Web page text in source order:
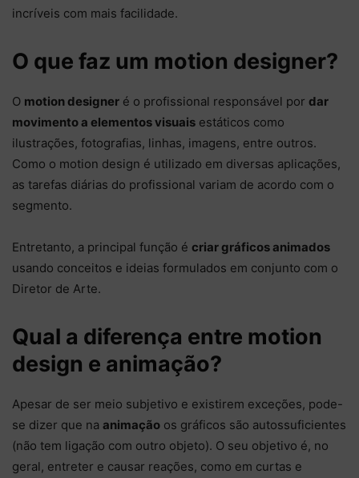
incríveis com mais facilidade.
O que faz um motion designer?
O motion designer é o profissional responsável por dar
movimento a elementos visuais estáticos como
ilustrações, fotografias, linhas, imagens, entre outros.
Como o motion design é utilizado em diversas aplicações,
as tarefas diárias do profissional variam de acordo com o
segmento.
Entretanto, a principal função é criar gráficos animados
usando conceitos e ideias formulados em conjunto com o
Diretor de Arte.
Qual a diferença entre motion
design e animação?
Apesar de ser meio subjetivo e existirem exceções, pode-
se dizer que na animação os gráficos são autossuficientes
(não tem ligação com outro objeto). O seu objetivo é, no
geral, entreter e causar reações, como em curtas e